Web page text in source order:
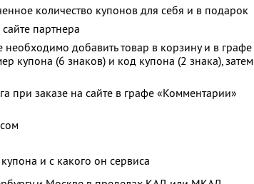
количество купонов для себя и в подарок
партнера
добавить товар в корзину и в графе
купона (6 знаков) и код купона (2 знака), затем
при заказе на сайте в графе «Комментарии»
и с какого он сервиса